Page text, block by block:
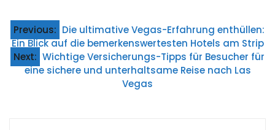
Beitragsnavigation
Previous: Die ultimative Vegas-Erfahrung enthüllen:
Ein Blick auf die bemerkenswertesten Hotels am Strip
Next: Wichtige Versicherungs-Tipps für Besucher für
eine sichere und unterhaltsame Reise nach Las
Vegas